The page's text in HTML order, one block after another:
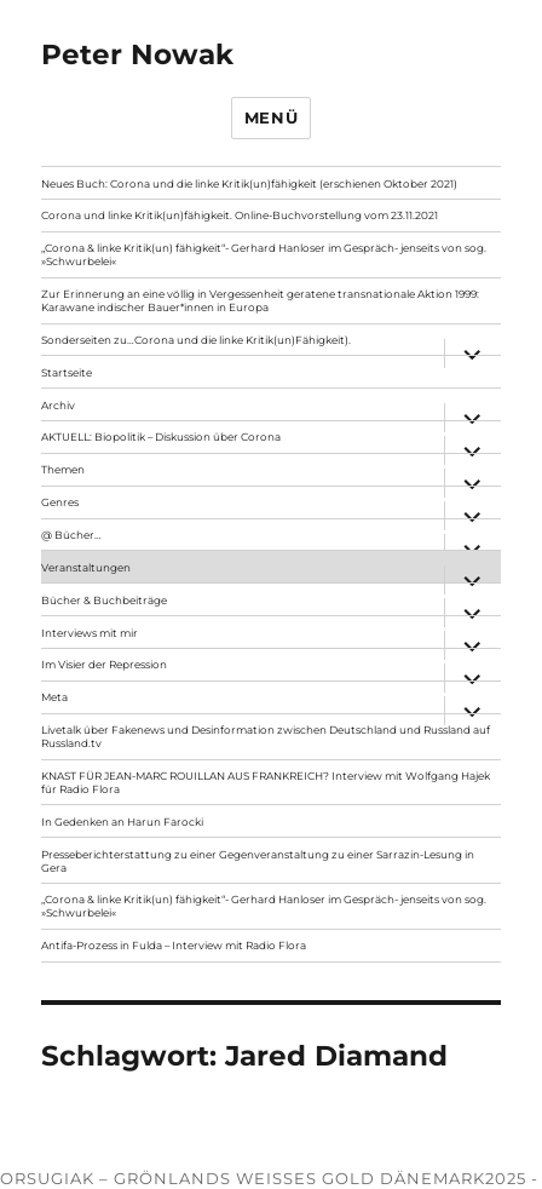
Peter Nowak
MENÜ
Neues Buch: Corona und die linke Kritik(un)fähigkeit (erschienen Oktober 2021)
Corona und linke Kritik(un)fähigkeit. Online-Buchvorstellung vom 23.11.2021
„Corona & linke Kritik(un) fähigkeit“- Gerhard Hanloser im Gespräch- jenseits von sog.
»Schwurbelei«
Zur Erinnerung an eine völlig in Vergessenheit geratene transnationale Aktion 1999:
Karawane indischer Bauer*innen in Europa
Sonderseiten zu…Corona und die linke Kritik(un)Fähigkeit).
anzeigen
Startseite
Archiv
anzeigen
AKTUELL: Biopolitik – Diskussion über Corona
anzeigen
Themen
anzeigen
Genres
anzeigen
@ Bücher…
Veranstaltungen
anzeigen
Bücher & Buchbeiträge
anzeigen
Interviews mit mir
anzeigen
Im Visier der Repression
anzeigen
Meta
anzeigen
Livetalk über Fakenews und Desinformation zwischen Deutschland und Russland auf
Russland.tv
KNAST FÜR JEAN-MARC ROUILLAN AUS FRANKREICH? Interview mit Wolfgang Hajek
für Radio Flora
In Gedenken an Harun Farocki
Presseberichterstattung zu einer Gegenveranstaltung zu einer Sarrazin-Lesung in
Gera
„Corona & linke Kritik(un) fähigkeit“- Gerhard Hanloser im Gespräch- jenseits von sog.
»Schwurbelei«
Antifa-Prozess in Fulda – Interview mit Radio Flora
Schlagwort:Jared Diamand
ORSUGIAK – GRÖNLANDS WEISSES GOLD DÄNEMARK2025 -